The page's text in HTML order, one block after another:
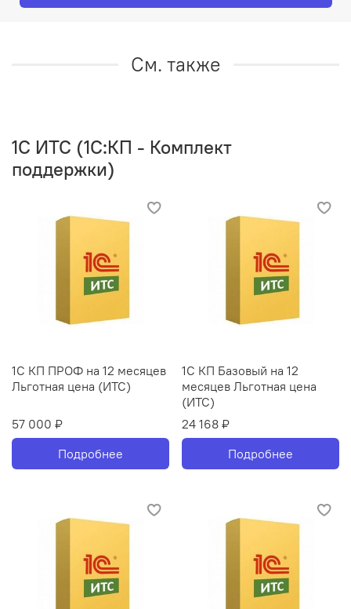
См. также
1C ИТС (1С:КП - Комплект
поддержки)
1С КП ПРОФ на 12 месяцев
Льготная цена (ИТС)
57 000 ₽
Подробнее
1С КП Базовый на 12
месяцев Льготная цена
(ИТС)
24 168 ₽
Подробнее